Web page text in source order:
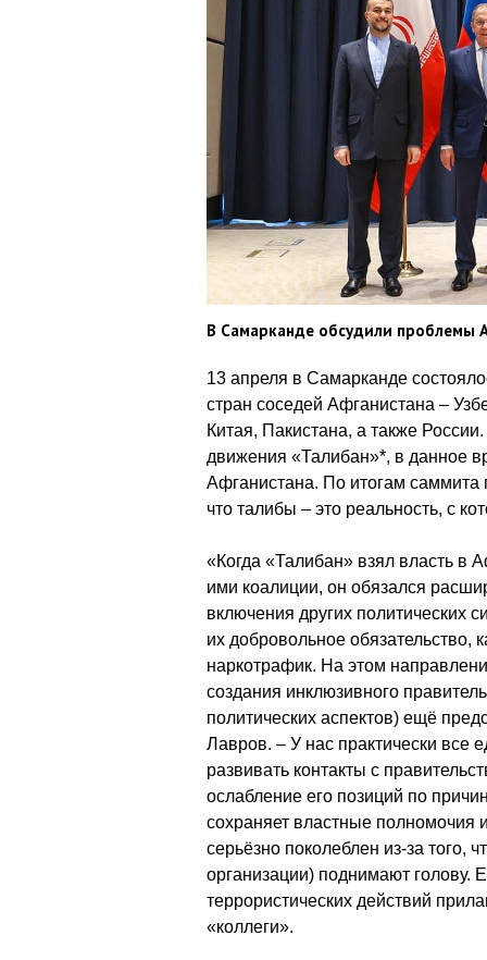
В Самарканде обсудили проблемы
13 апреля в Самарканде
стран соседей Афганистана –
Китая, Пакистана, а также
движения «Талибан»*, в данное
Афганистана. По итогам
что талибы – это реальность, с
«Когда «Талибан» взял власть в
ими коалиции, он обязался
включения других политических
их добровольное обязательство,
наркотрафик. На этом
создания инклюзивного
политических аспектов) ещё
Лавров. – У нас практически все
развивать контакты с
ослабление его позиций по
сохраняет властные полномочия
серьёзно поколеблен из-за того,
организации) поднимают голову.
террористических действий
«коллеги».